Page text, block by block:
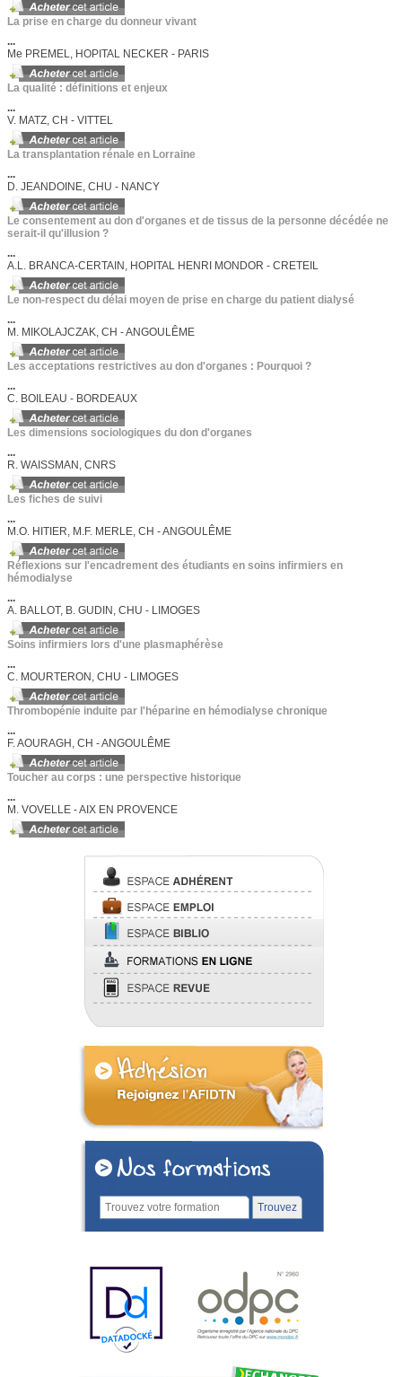
La prise en charge du donneur vivant
...
Me PREMEL, HOPITAL NECKER - PARIS
La qualité : définitions et enjeux
...
V. MATZ, CH - VITTEL
La transplantation rénale en Lorraine
...
D. JEANDOINE, CHU - NANCY
Le consentement au don d'organes et de tissus de la personne décédée ne
serait-il qu'illusion ?
...
A.L. BRANCA-CERTAIN, HOPITAL HENRI MONDOR - CRETEIL
Le non-respect du délai moyen de prise en charge du patient dialysé
...
M. MIKOLAJCZAK, CH - ANGOULÊME
Les acceptations restrictives au don d'organes : Pourquoi ?
...
C. BOILEAU - BORDEAUX
Les dimensions sociologiques du don d'organes
...
R. WAISSMAN, CNRS
Les fiches de suivi
...
M.O. HITIER, M.F. MERLE, CH - ANGOULÊME
Réflexions sur l'encadrement des étudiants en soins infirmiers en
hémodialyse
...
A. BALLOT, B. GUDIN, CHU - LIMOGES
Soins infirmiers lors d'une plasmaphérèse
...
C. MOURTERON, CHU - LIMOGES
Thrombopénie induite par l'héparine en hémodialyse chronique
...
F. AOURAGH, CH - ANGOULÊME
Toucher au corps : une perspective historique
...
M. VOVELLE - AIX EN PROVENCE